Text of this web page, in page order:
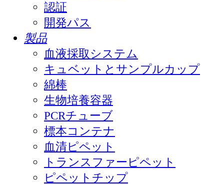
認証
開発パス
製品
血液採取システム
キュベットとサンプルカップ
綿棒
生物培養容器
PCRチューブ
標本コンテナ
血清ピペット
トランスファーピペット
ピペットチップ